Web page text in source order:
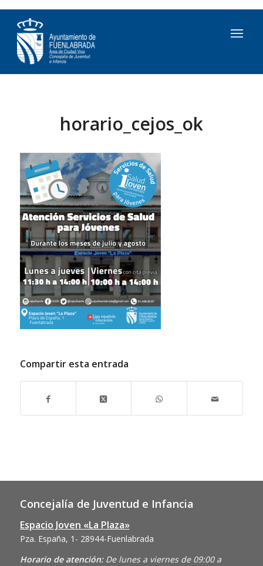
horario_cejos_ok
Compartir esta entrada
Concejalía de Juventud e Infancia
Espacio Joven «La Plaza»
Pza. España, 1- 28944-Fuenlabrada
Horario de atención: De lunes a viernes de 09:00 a